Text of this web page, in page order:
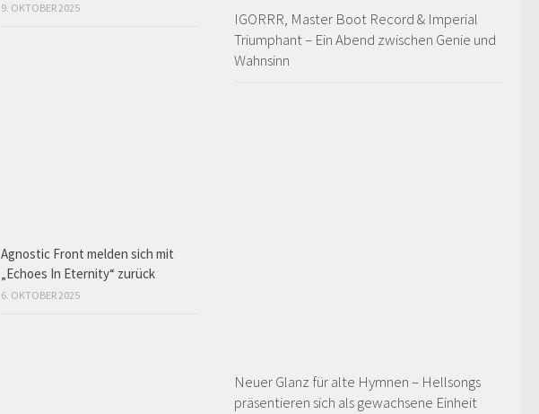
IGORRR, Master Boot Record & Imperial
Triumphant – Ein Abend zwischen Genie und
Wahnsinn
Neuer Glanz für alte Hymnen – Hellsongs
präsentieren sich als gewachsene Einheit
9. OKTOBER 2025
Agnostic Front melden sich mit
„Echoes In Eternity“ zurück
6. OKTOBER 2025